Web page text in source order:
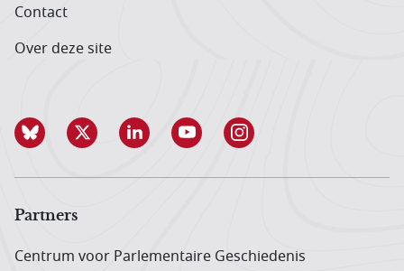
Contact
Over deze site
Partners
Centrum voor Parlementaire Geschiedenis